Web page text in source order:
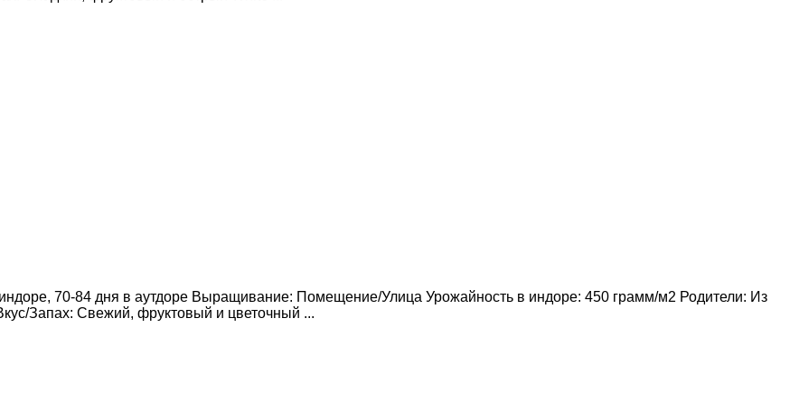
70-84 дня в аутдоре Выращивание: Помещение/Улица Урожайность в индоре: 450 грамм/м2 Родители: Из
Запах: Свежий, фруктовый и цветочный ...